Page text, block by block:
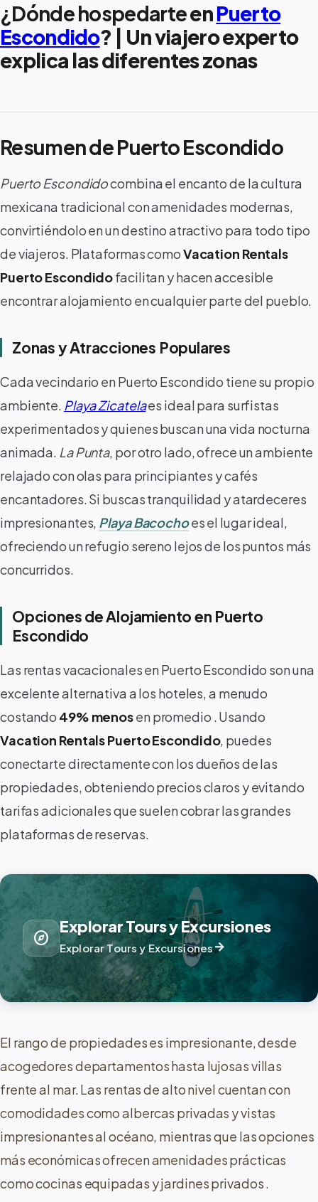
¿Dónde hospedarteenPuerto
Escondido? | Un viajero experto
explica las diferentes zonas
Resumen de Puerto Escondido
Puerto Escondidocombina el encanto de la cultura
mexicana tradicional con amenidades modernas,
convirtiéndolo en un destino atractivo para todo tipo
de viajeros. Plataformas comoVacation Rentals
Puerto Escondidofacilitan y hacen accesible
encontrar alojamiento en cualquier parte del pueblo.
Zonas y Atracciones Populares
Cada vecindario en Puerto Escondido tiene su propio
ambiente. Playa Zicatelaes ideal para surfistas
experimentados y quienes buscan una vida nocturna
animada. La Punta, por otro lado, ofrece un ambiente
relajado con olas para principiantes y cafés
encantadores. Si buscas tranquilidad y atardeceres
impresionantes, Playa Bacochoes el lugar ideal,
ofreciendo un refugio sereno lejos de los puntos más
concurridos.
Opciones de Alojamiento en Puerto
Escondido
Las rentas vacacionales en Puerto Escondido son una
excelente alternativa a los hoteles, a menudo
costando 49% menosen promedio . Usando
Vacation Rentals Puerto Escondido, puedes
conectarte directamente con los dueños de las
propiedades, obteniendo precios claros y evitando
tarifas adicionales que suelen cobrar las grandes
plataformas de reservas.
explore
Explorar Tours y Excursiones
Explorar Tours y Excursionesarrow_forward
El rango de propiedades es impresionante, desde
acogedores departamentos hasta lujosas villas
frente al mar. Las rentas de alto nivel cuentan con
comodidades como albercas privadas y vistas
impresionantes al océano, mientras que las opciones
más económicas ofrecen amenidades prácticas
como cocinas equipadas y jardines privados.